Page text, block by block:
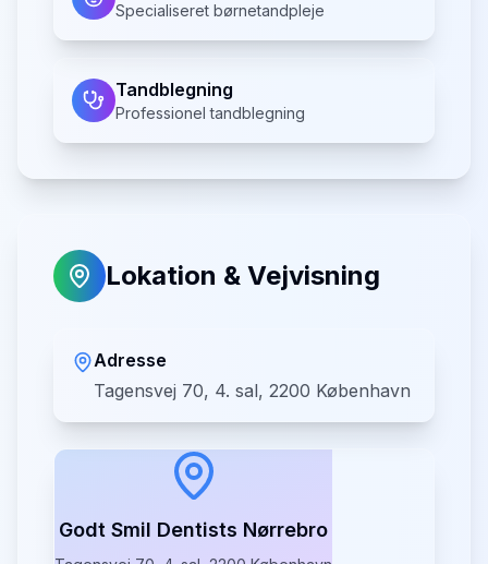
Specialiseret børnetandpleje
Tandblegning
Professionel tandblegning
Lokation & Vejvisning
Adresse
Tagensvej 70, 4. sal, 2200 København
Godt Smil Dentists Nørrebro